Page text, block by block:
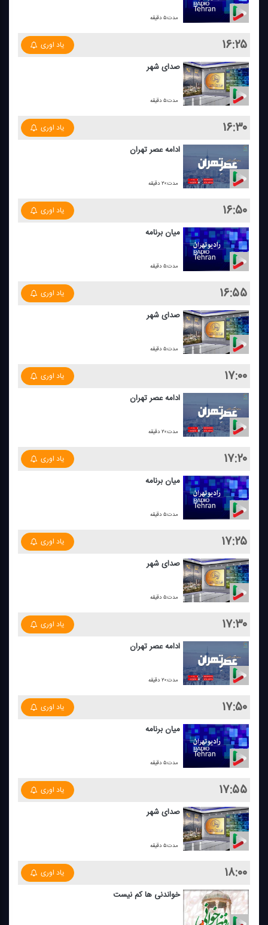
مدت:۵ دقیقه
۱۶:۲۵ یاد اوری
صدای شهر
مدت:۵ دقیقه
۱۶:۳۰ یاد اوری
ادامه عصر تهران
مدت:۲۰ دقیقه
۱۶:۵۰ یاد اوری
میان برنامه
مدت:۵ دقیقه
۱۶:۵۵ یاد اوری
صدای شهر
مدت:۵ دقیقه
۱۷:۰۰ یاد اوری
ادامه عصر تهران
مدت:۲۰ دقیقه
۱۷:۲۰ یاد اوری
میان برنامه
مدت:۵ دقیقه
۱۷:۲۵ یاد اوری
صدای شهر
مدت:۵ دقیقه
۱۷:۳۰ یاد اوری
ادامه عصر تهران
مدت:۲۰ دقیقه
۱۷:۵۰ یاد اوری
میان برنامه
مدت:۵ دقیقه
۱۷:۵۵ یاد اوری
صدای شهر
مدت:۵ دقیقه
۱۸:۰۰ یاد اوری
خواندنی ها كم نیست